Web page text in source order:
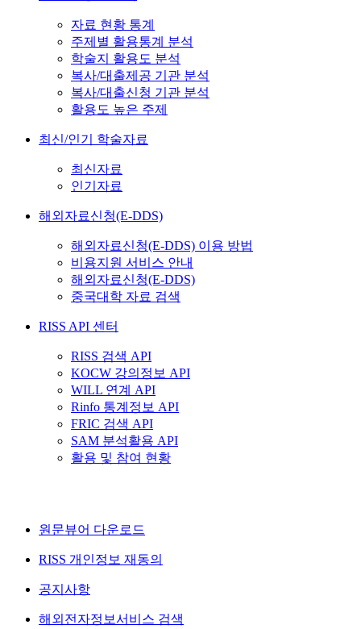
자료 현황 통계
주제별 활용통계 분석
학술지 활용도 분석
복사/대출제공 기관 분석
복사/대출신청 기관 분석
활용도 높은 주제
최신/인기 학술자료
최신자료
인기자료
해외자료신청(E-DDS)
해외자료신청(E-DDS) 이용 방법
비용지원 서비스 안내
해외자료신청(E-DDS)
중국대학 자료 검색
RISS API 센터
RISS 검색 API
KOCW 강의정보 API
WILL 연계 API
Rinfo 통계정보 API
FRIC 검색 API
SAM 분석활용 API
활용 및 참여 현황
원문뷰어 다운로드
RISS 개인정보 재동의
공지사항
해외전자정보서비스 검색